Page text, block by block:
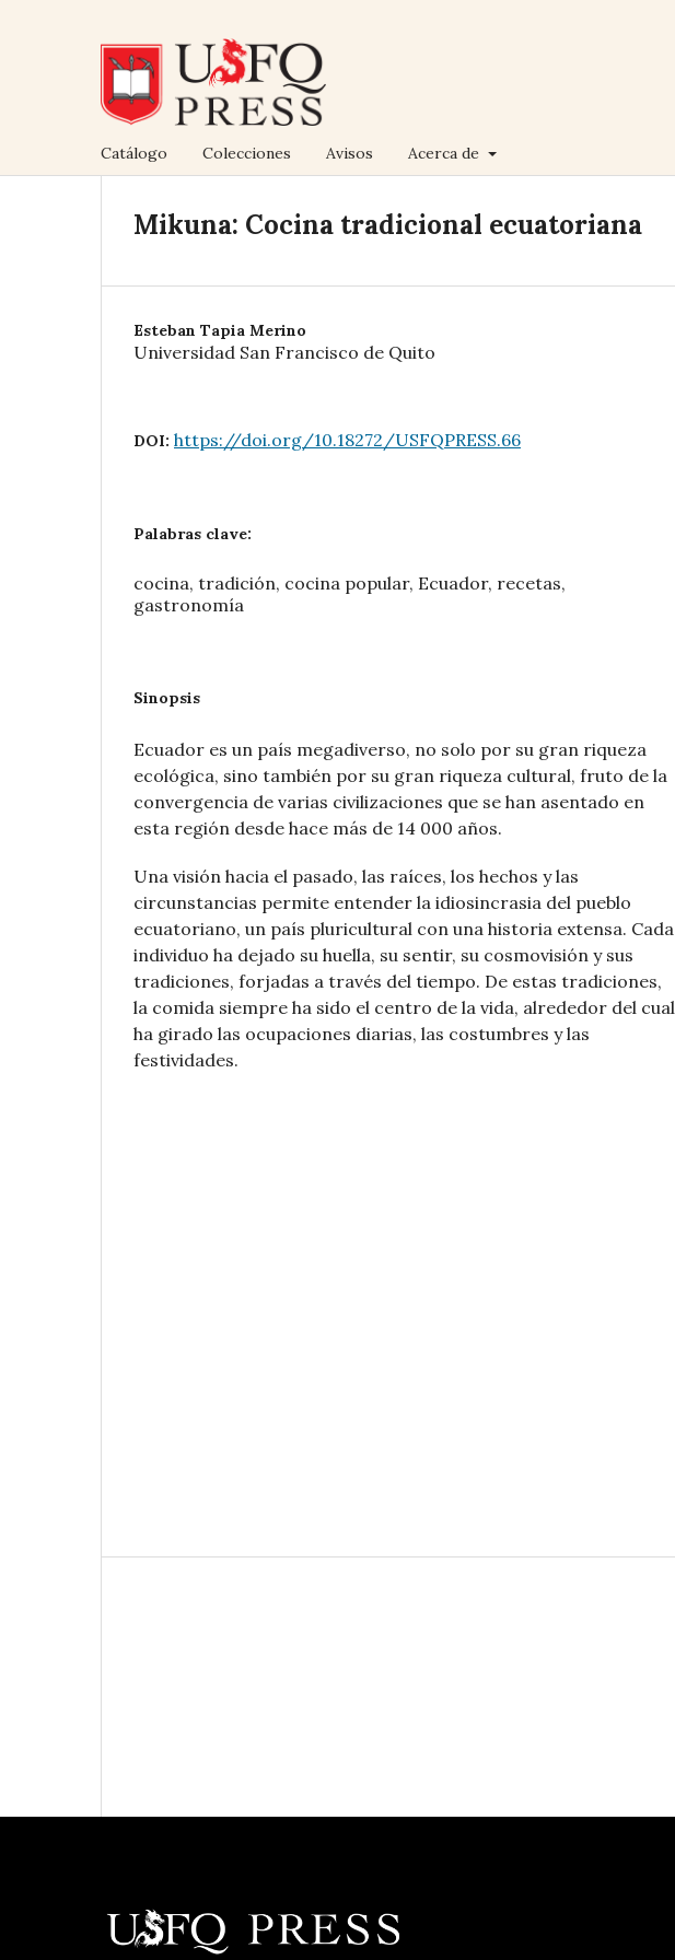
Catálogo Colecciones Avisos Acerca de
Mikuna: Cocina tradicional ecuatoriana
Esteban Tapia Merino
Universidad San Francisco de Quito
DOI: https://doi.org/10.18272/USFQPRESS.66
Palabras clave:
cocina, tradición, cocina popular, Ecuador, recetas,
gastronomía
Sinopsis
Ecuador es un país megadiverso, no solo por su gran riqueza
ecológica, sino también por su gran riqueza cultural, fruto de la
convergencia de varias civilizaciones que se han asentado en
esta región desde hace más de 14 000 años.
Una visión hacia el pasado, las raíces, los hechos y las
circunstancias permite entender la idiosincrasia del pueblo
ecuatoriano, un país pluricultural con una historia extensa. Cada
individuo ha dejado su huella, su sentir, su cosmovisión y sus
tradiciones, forjadas a través del tiempo. De estas tradiciones,
la comida siempre ha sido el centro de la vida, alrededor del cual
ha girado las ocupaciones diarias, las costumbres y las
festividades.